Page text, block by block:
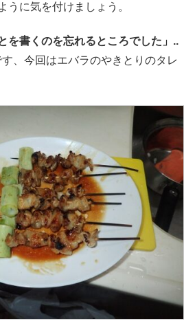
うに気を付けましょう。
を書くのを忘れるところでした」..
、今回はエバラのやきとりのタレ